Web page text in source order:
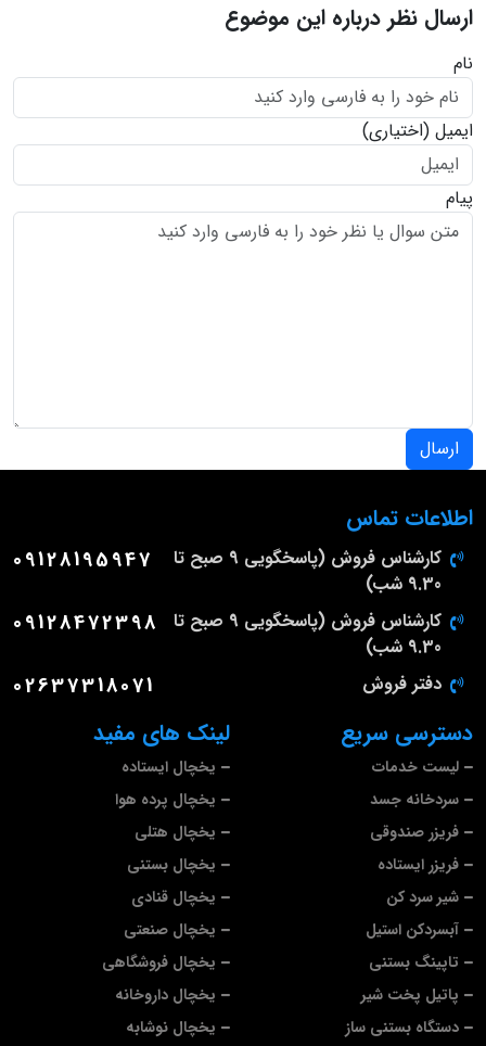
ارسال نظر درباره این موضوع
نام
ایمیل (اختیاری)
پیام
ارسال
لینک های مفید
یخچال ایستاده
یخچال پرده هوا
یخچال هتلی
یخچال بستنی
یخچال قنادی
یخچال صنعتی
یخچال فروشگاهی
یخچال داروخانه
یخچال نوشابه
دسترسی سریع
لیست خدمات
سردخانه جسد
فریزر صندوقی
فریزر ایستاده
شیر سرد کن
آبسردکن استیل
تاپینگ بستنی
پاتیل پخت شیر
دستگاه بستنی ساز
اطلاعات تماس
کارشناس فروش (پاسخگویی 9 صبح تا
9.30 شب)
09128195947
کارشناس فروش (پاسخگویی 9 صبح تا
9.30 شب)
09128472398
دفتر فروش 02637318071